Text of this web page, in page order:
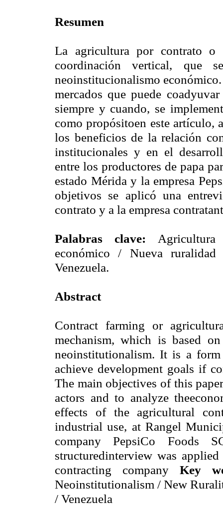
Resumen
La agricultura por contrato o
coordinación vertical, que
neoinstitucionalismo
mercados que puede
siempre y cuando, se
como propósitoen este artículo,
los beneficios de la relación
institucionales y en el
entre los productores de papa
estado Mérida y la empresa
objetivos se aplicó una
contrato y a la empresa
Palabras clave:
económico / Nueva
Venezuela.
Abstract
Contract farming or
mechanism, which is based
neoinstitutionalism. It is a
achieve development goals if
The main objectives of this
actors and to analyze
effects of the agricultural
industrial use, at Rangel
company PepsiCo Foods
structuredinterview was
contracting companyKey
Neoinstitutionalism / New
/ Venezuela